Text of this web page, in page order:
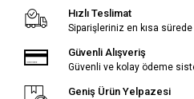
Hızlı Teslimat
Siparişleriniz en kısa sürede
Güvenli Alışveriş
Güvenli ve kolay ödeme
Geniş Ürün Yelpazesi